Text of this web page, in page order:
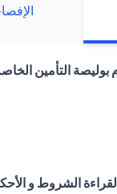
التأمين
الشروط و